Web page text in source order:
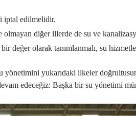
iptal edilmelidir.
diğer illerde de su ve
olarak tanımlanmalı, su
yukarıdaki ilkeler
edeceğiz: Başka bir su yönetimi